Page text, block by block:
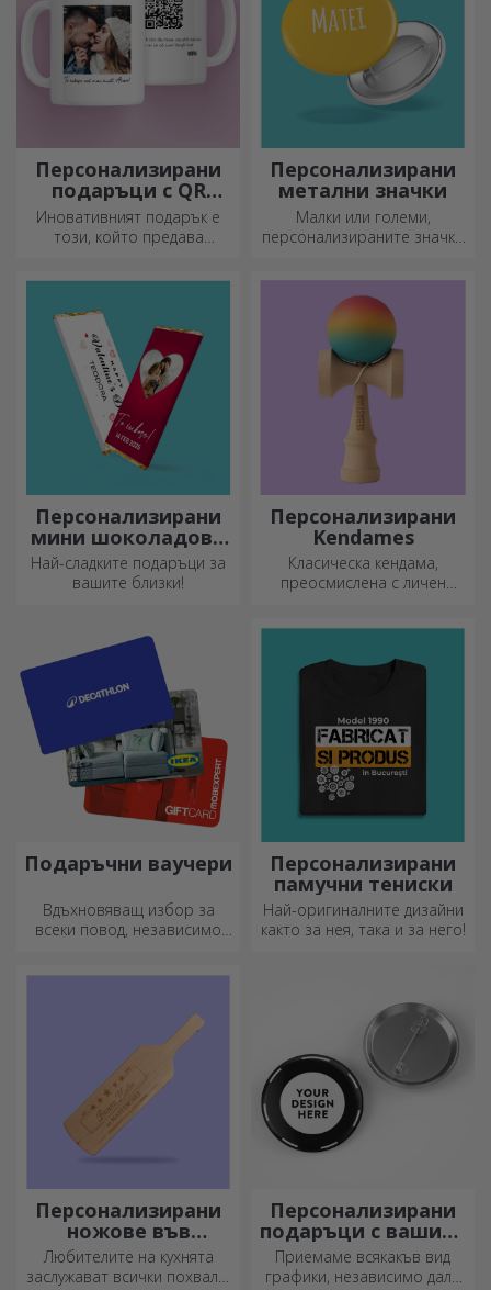
Персонализирани
подаръци с QR
кодове
Иновативният подарък е
този, който предава
уникални реакции!
Персонализирани
метални значки
Малки или големи,
персонализираните значки
радост, когато са
персонализирани. Предмет,
който носи късмет, усмивки
и добро настроение!
Персонализирани
мини шоколадови
барове
Най-сладките подаръци за
вашите близки!
Персонализирани
Kendames
Класическа кендама,
преосмислена с личен
Подаръчни ваучери
Вдъхновяващ избор за
всеки повод, независимо
Персонализирани
памучни тениски
Най-оригиналните дизайни
както за нея, така и за него!
Персонализирани
ножове във
формата на
бутилка
Любителите на кухнята
заслужават всички похвали.
Персонализирани
подаръци с вашите
графики
Приемаме всякакъв вид
графики, независимо дали